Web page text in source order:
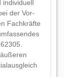
individuell
der Vor-
Fachkräfte